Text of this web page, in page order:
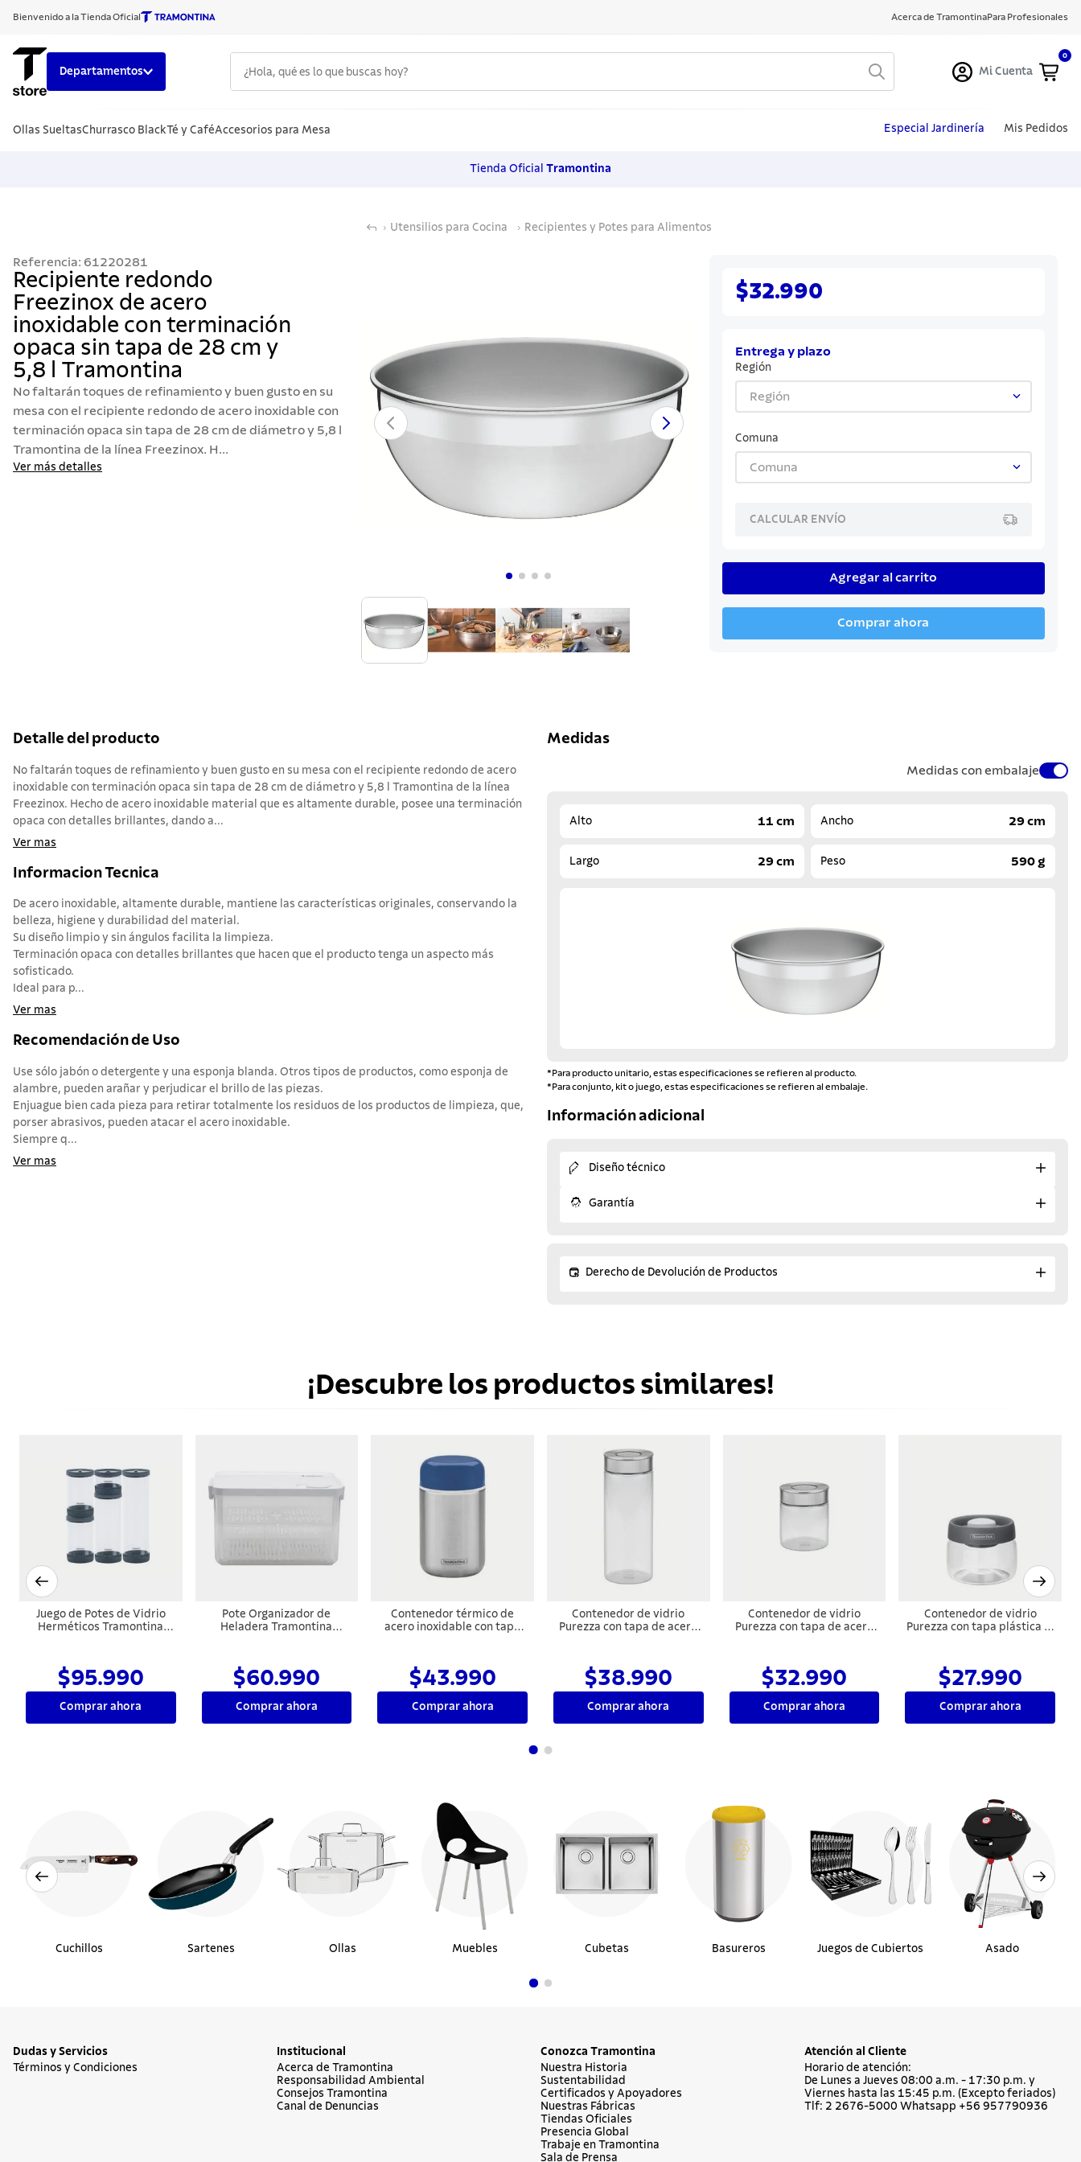
Bienvenido a la Tienda Oficial Acerca de TramontinaPara Profesionales
Departamentos Mi Cuenta
0
Ollas SueltasChurrasco BlackTé y CaféAccesorios para Mesa Especial Jardinería Mis Pedidos
Tienda Oficial Tramontina
Utensilios para Cocina Recipientes y Potes para Alimentos
Referencia: 61220281
Recipiente redondo
Freezinox de acero
inoxidable con terminación
opaca sin tapa de 28 cm y
5,8 l Tramontina
No faltarán toques de refinamiento y buen gusto en su
mesa con el recipiente redondo de acero inoxidable con
terminación opaca sin tapa de 28 cm de diámetro y 5,8 l
Tramontina de la línea Freezinox. H...
Ver más detalles
$32.990
Entrega y plazo
Región
Región
Comuna
Comuna
CALCULAR ENVÍO
Agregar al carrito
Comprar ahora
Detalle del producto
No faltarán toques de refinamiento y buen gusto en su mesa con el recipiente redondo de acero
inoxidable con terminación opaca sin tapa de 28 cm de diámetro y 5,8 l Tramontina de la línea
Freezinox. Hecho de acero inoxidable material que es altamente durable, posee una terminación
opaca con detalles brillantes, dando a...
Ver mas
Informacion Tecnica
De acero inoxidable, altamente durable, mantiene las características originales, conservando la
belleza, higiene y durabilidad del material.
Su diseño limpio y sin ángulos facilita la limpieza.
Terminación opaca con detalles brillantes que hacen que el producto tenga un aspecto más
sofisticado.
Ideal para p...
Ver mas
Recomendación de Uso
Use sólo jabón o detergente y una esponja blanda. Otros tipos de productos, como esponja de
alambre, pueden arañar y perjudicar el brillo de las piezas.
Enjuague bien cada pieza para retirar totalmente los residuos de los productos de limpieza, que,
porser abrasivos, pueden atacar el acero inoxidable.
Siempre q...
Ver mas
Medidas
Medidas con embalaje
Alto 11 cm Ancho 29 cm
Largo 29 cm Peso 590 g
*Para producto unitario, estas especificaciones se refieren al producto.
*Para conjunto, kit o juego, estas especificaciones se refieren al embalaje.
Información adicional
Diseño técnico
Garantía
Derecho de Devolución de Productos
¡Descubre los productos similares!
Juego de Potes de Vidrio
Herméticos Tramontina
$95.990
Comprar ahora
Pote Organizador de
Heladera Tramontina
$60.990
Comprar ahora
Contenedor térmico de
acero inoxidable con tapa
$43.990
Comprar ahora
Contenedor de vidrio
Purezza con tapa de acero
$38.990
Comprar ahora
Contenedor de vidrio
Purezza con tapa de acero
$32.990
Comprar ahora
Contenedor de vidrio
Purezza con tapa plástica al
$27.990
Comprar ahora
Cuchillos Sartenes Ollas Muebles Cubetas Basureros Juegos de Cubiertos Asado
Dudas y Servicios
Términos y Condiciones
Institucional
Acerca de Tramontina
Responsabilidad Ambiental
Consejos Tramontina
Canal de Denuncias
Conozca Tramontina
Nuestra Historia
Sustentabilidad
Certificados y Apoyadores
Nuestras Fábricas
Tiendas Oficiales
Presencia Global
Trabaje en Tramontina
Sala de Prensa
Atención al Cliente
Horario de atención:
De Lunes a Jueves 08:00 a.m. - 17:30 p.m. y
Viernes hasta las 15:45 p.m. (Excepto feriados)
Tlf: 2 2676-5000 Whatsapp +56 957790936
1.
cuchillos
10. termo